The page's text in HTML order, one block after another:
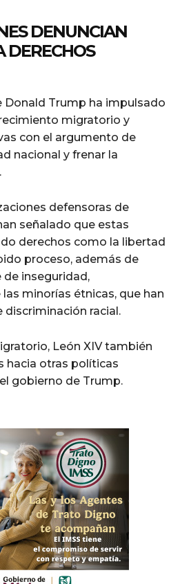
DENUNCIAN
DERECHOS
Donald Trump ha impulsado
migratorio y
con el argumento de
nacional y frenar la
defensoras de
señalado que estas
derechos como la libertad
proceso, además de
de inseguridad,
minorías étnicas, que han
racial.
León XIV también
hacia otras políticas
gobierno de Trump.